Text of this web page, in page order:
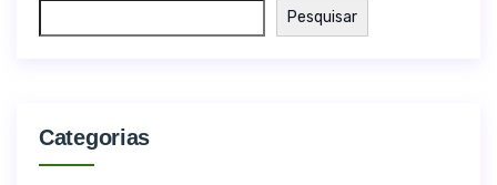
Pesquisar
Categorias